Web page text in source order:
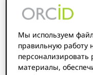
Вы здесь:
Мы используем
правильную работу
материалы,